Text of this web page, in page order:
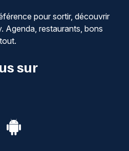
pour sortir, découvrir
Agenda, restaurants, bons
sur